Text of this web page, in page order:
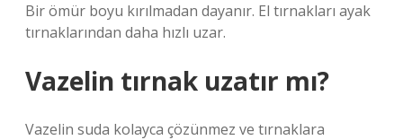
Bir ömür boyu kırılmadan dayanır. El tırnakları ayak
tırnaklarından daha hızlı uzar.
Vazelin tırnak uzatır mı?
Vazelin suda kolayca çözünmez ve tırnaklara